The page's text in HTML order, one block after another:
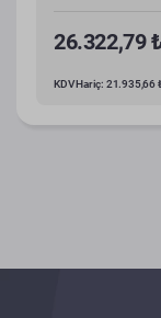
26.322,79
KDV Hariç: 21.935,66